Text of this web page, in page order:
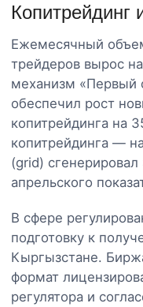
Копитрейдинг
Ежемесячный
трейдеров вырос
механизм «Первый
обеспечил рост
копитрейдинга на
копитрейдинга —
(grid)
апрельского
В сфере
подготовку к
Кыргызстане.
формат
регулятора и